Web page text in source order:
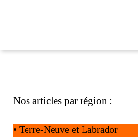
Nos articles par région :
• Terre-Neuve et Labrador